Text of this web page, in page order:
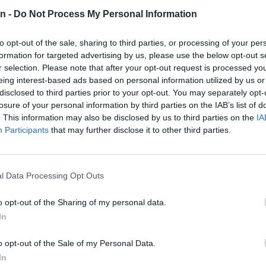
- Do Not Process My Personal Information
opt-out of the sale, sharing to third parties, or processing of your
for targeted advertising by us, please use the below opt-out
selection. Please note that after your opt-out request is processed
interest-based ads based on personal information utilized by us
to third parties prior to your opt-out. You may separately
of your personal information by third parties on the IAB’s list of
This information may also be disclosed by us to third parties on the
Participants that may further disclose it to other third parties.
Data Processing Opt Outs
opt-out of the Sharing of my personal data.
opt-out of the Sale of my Personal Data.
in zelo vroče vreme. Na območju Alp lahko v
Pihal bo veter vzhodnih smeri. V alpskem svetu
večeru pa bodo celotno državo zajele plohe in
bo zvečer zapihala burja.
severa jasnilo, na Primorskem bo še vedno pihala